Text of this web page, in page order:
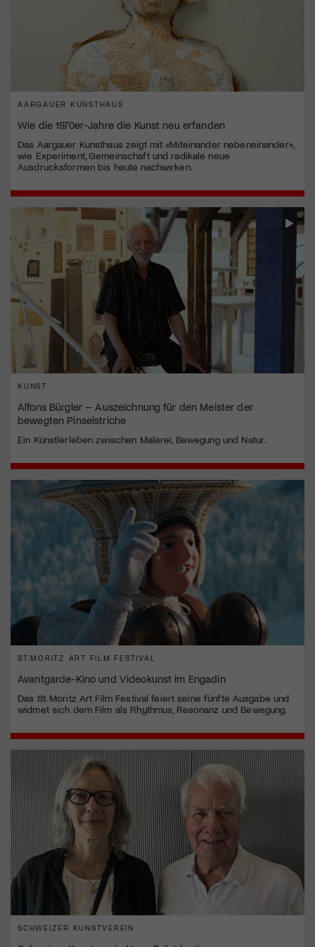
AARGAUER KUNSTHAUS
Wie die 1970er-Jahre die Kunst neu erfanden
Das Aargauer Kunsthaus zeigt mit «Miteinander nebeneinander»,
wie Experiment, Gemeinschaft und radikale neue
Ausdrucksformen bis heute nachwirken.
KUNST
Alfons Bürgler – Auszeichnung für den Meister der
bewegten Pinselstriche
Ein Künstlerleben zwischen Malerei, Bewegung und Natur.
ST.MORITZ ART FILM FESTIVAL
Avantgarde-Kino und Videokunst im Engadin
Das St. Moritz Art Film Festival feiert seine fünfte Ausgabe und
widmet sich dem Film als Rhythmus, Resonanz und Bewegung.
SCHWEIZER KUNSTVEREIN